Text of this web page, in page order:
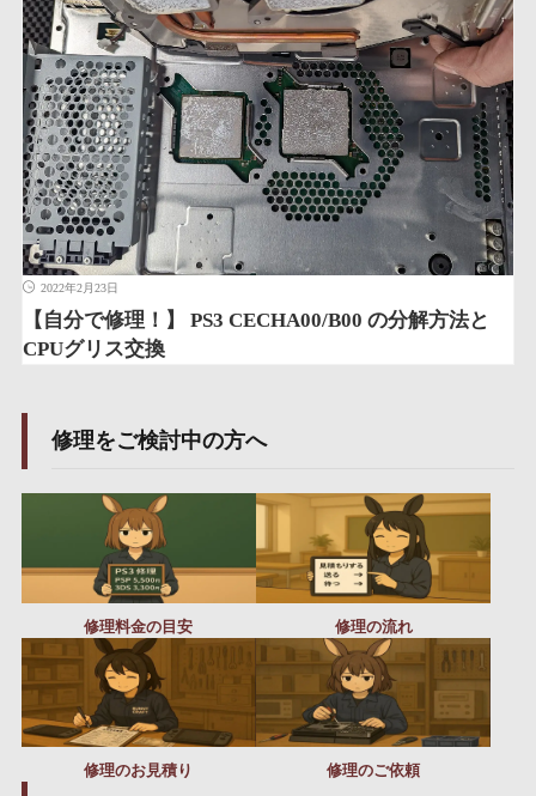
2022年2月23日
【自分で修理！】 PS3 CECHA00/B00 の分解方法と
CPUグリス交換
修理をご検討中の方へ
修理料金の目安 修理の流れ
修理のお見積り 修理のご依頼